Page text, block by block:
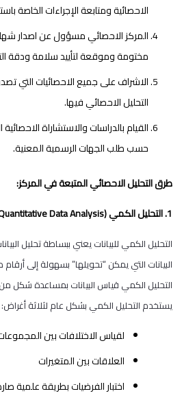
الاحصائية ومتابعة الإجراءات الخاصة
المركز الاحصائي مسؤول عن اصدار
مختومة وموقعة لتأييد سلامة ودقة
الاشراف على جميع الاحصائيات التي
التحليل الاحصائي فيها.
القيام بالدراسات والاستشاراة
حسب طلب الجهات الرسمية المعنية.
طرق التحليل الاحصائي المتبعة في المركز:
1. التحليل الكمي (Quantitative Data Analysis)
التحليل الكمي للبيانات يعني ببساطة تحليل
البيانات التي يمكن “تحويلها” بسهولة إلى
التحليل الكمي قياس البيانات بمساعدة شكل
يستخدم التحليل الكمي بشكل عام لثلاثة أغراض:
لقياس الاختلافات بين
العلاقات بين المتغيرات
اختبار الفرضيات بطريقة علمية